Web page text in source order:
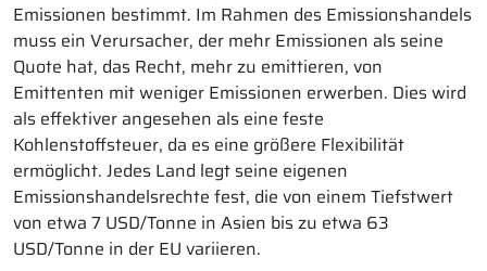
Emissionen bestimmt. Im Rahmen des Emissionshandels
muss ein Verursacher, der mehr Emissionen als seine
Quote hat, das Recht, mehr zu emittieren, von
Emittenten mit weniger Emissionen erwerben. Dies wird
als effektiver angesehen als eine feste
Kohlenstoffsteuer, da es eine größere Flexibilität
ermöglicht. Jedes Land legt seine eigenen
Emissionshandelsrechte fest, die von einem Tiefstwert
von etwa 7 USD/Tonne in Asien bis zu etwa 63
USD/Tonne in der EU variieren.